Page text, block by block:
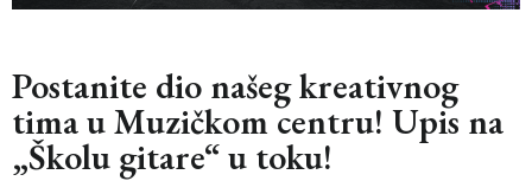
Postanite dio našeg kreativnog
tima u Muzičkom centru! Upis na
„Školu gitare“ u toku!